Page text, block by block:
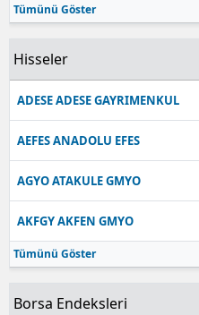
Tümünü Göster
Hisseler
ADESE ADESE GAYRIMENKUL
AEFES ANADOLU EFES
AGYO ATAKULE GMYO
AKFGY AKFEN GMYO
Tümünü Göster
Borsa Endeksleri